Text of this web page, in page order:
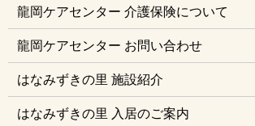
龍岡ケアセンター 介護保険について
龍岡ケアセンター お問い合わせ
はなみずきの里 施設紹介
はなみずきの里 入居のご案内